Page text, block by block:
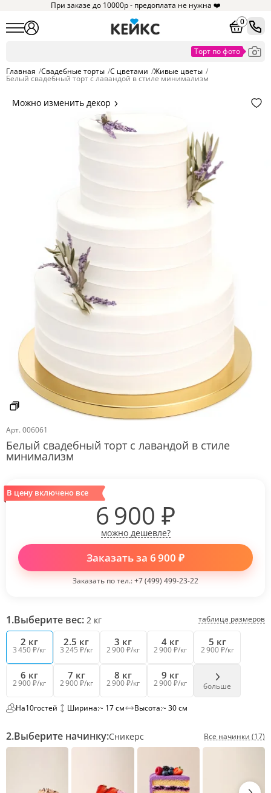
При заказе до 10000р - предоплата не нужна ❤️
0
Главная /Свадебные торты /С цветами /Живые цветы /
Белый свадебный торт с лавандой в стиле минимализм
Можно изменить декор
Цвет покрытия, надписи,
элементы и фигурки.
Арт. 006061
Белый свадебный торт с лавандой в стиле
минимализм
1.Выберите вес: 2 кг таблица размеров
2 кг
3 450 ₽/кг
2.5 кг
3 245 ₽/кг
3 кг
2 900 ₽/кг
4 кг
2 900 ₽/кг
5 кг
2 900 ₽/кг
6 кг
2 900 ₽/кг
7 кг
2 900 ₽/кг
8 кг
2 900 ₽/кг
9 кг
2 900 ₽/кг больше
На10гостей Ширина:~ 17 см Высота:~ 30 см
2.Выберите начинку:Сникерс Все начинки (17)
В цену включено все
6 900 ₽
можно дешевле?
Заказать за 6 900 ₽
Заказать по тел.:+7 (499) 499-23-22